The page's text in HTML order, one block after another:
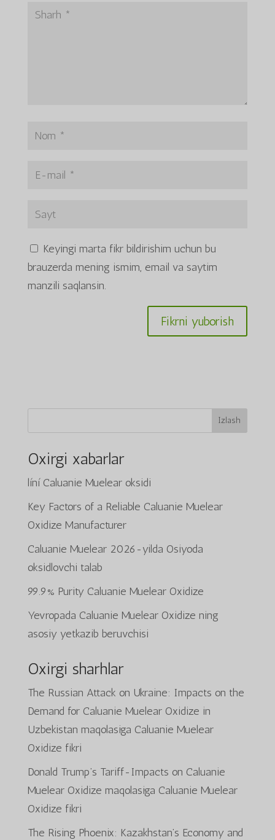
Keyingi marta fikr bildirishim uchun bu
brauzerda mening ismim, email va saytim
manzili saqlansin.
Izlash
Oxirgi xabarlar
líní Caluanie Muelear oksidi
Key Factors of a Reliable Caluanie Muelear
Oxidize Manufacturer
Caluanie Muelear 2026-yilda Osiyoda
oksidlovchi talab
99.9% Purity Caluanie Muelear Oxidize
Yevropada Caluanie Muelear Oxidize ning
asosiy yetkazib beruvchisi
Oxirgi sharhlar
The Russian Attack on Ukraine: Impacts on the
Demand for Caluanie Muelear Oxidize in
Uzbekistan maqolasiga Caluanie Muelear
Oxidize fikri
Donald Trump’s Tariff-Impacts on Caluanie
Muelear Oxidize maqolasiga Caluanie Muelear
Oxidize fikri
The Rising Phoenix: Kazakhstan’s Economy and